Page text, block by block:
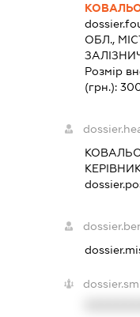
ОБЛ.,
Розмір
(грн.):